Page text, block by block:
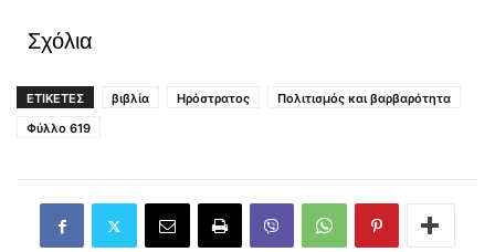
Σχόλια
ΕΤΙΚΕΤΕΣ βιβλία Ηρόστρατος
Πολιτισμός και βαρβαρότητα
Φύλλο 619